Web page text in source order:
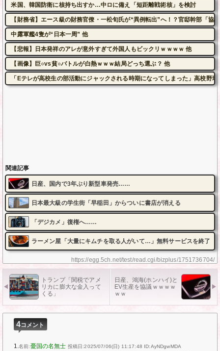
https://egg.5ch.net/test/read.cgi/bizplus/1751736704/
米国、韓国防衛に核持ち出すか…中ロに備え「短距離戦術核」を検討
【財務省】エース級の財務官僚・一松旬氏が“異例転出”へ！？官邸幹部「協
中露軍艦4隻が“日本一周” 他
【悲報】日本発祥のアレが意外すぎて外国人もビックリｗｗｗｗ 他
【画像】巨○vs貧○バトルが白熱ｗｗｗ結局どっち選ぶ？ 他
「Eテレが高校生の部活動にジャックされる時期になってしまった」高校野
関連記事
日産、国内で3年ぶり新型車発売……
日本最大級の学生街「早稲田」からついに書店が消える
「デジカメ」復権へ……
ラーメン屋「大量にキムチを取る人がいて…」無料サービスを終了
トランプ「関税でアメ
リカに膨大な金入って
くる」
日産、鴻海(ホンハイ)と
EV生産を協議ｗｗｗｗ
ｗｗ
4コメント
1.名前:憂国の名無士 投稿日:2025/07/06(日) 11:17:48 ID:AyNDgwMDA